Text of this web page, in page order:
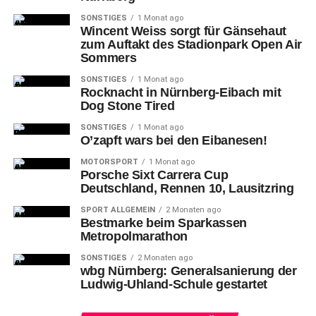
Nürnbergs Dennis LOBACH (li.) und Straubings JC LIPON.
rund um die Reise der beachtlichen Gruppe(n)
200 Kilometer von der eigenen Heimspielstätte entfernte
„EgeTrans Arena“ von Bietigheim-Bissingen.
800 Anhänger begleiteten ihre Mannschaft, allein
Ort zu Verstößen wie Vermummung von Teilnehmern der
SONSTIGES 1 Monat ago
Wincent Weiss sorgt für Gänsehaut
zum Auftakt des Stadionpark Open Air
Sommers
SONSTIGES 1 Monat ago
Rocknacht in Nürnberg-Eibach mit
Dog Stone Tired
SONSTIGES 1 Monat ago
O’zapft wars bei den Eibanesen!
MOTORSPORT 1 Monat ago
Porsche Sixt Carrera Cup
Deutschland, Rennen 10, Lausitzring
SPORT ALLGEMEIN 2 Monaten ago
Bestmarke beim Sparkassen
Metropolmarathon
SONSTIGES 2 Monaten ago
wbg Nürnberg: Generalsanierung der
Ludwig-Uhland-Schule gestartet